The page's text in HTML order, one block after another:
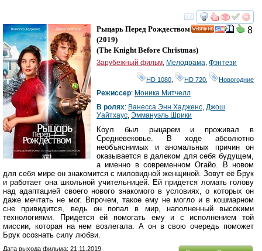
смотреть
8
Рыцарь Перед Рождеством
(2019)
(The Knight Before Christmas)
Зарубежный фильм Мелодрама Фэнтези
HD 1080 HD 720 Новогодние
Режиссер: Моника Митчелл
В ролях: Ванесса Энн Хадженс Джош
Уайтхаус Эммануэль Шрики
Коул был рыцарем и проживал в
Средневековье. В ходе абсолютно
необъяснимых и аномальных причин он
оказывается в далеком для себя будущем,
а именно в современном Огайо. В новом
для себя мире он знакомится с миловидной женщиной. Зовут её Брук
и работает она школьной учительницей. Ей придется ломать голову
над адаптацией своего нового знакомого в условиях, о которых он
даже мечтать не мог. Впрочем, такое ему не могло и в кошмарном
сне привидится, ведь он попал в мир, наполненный высокими
технологиями. Придется ей помогать ему и с исполнением той
миссии, которая на нем возлегала. А он в свою очередь поможет
Брук осознать силу любви.
Дата выхода фильма: 21.11.2019